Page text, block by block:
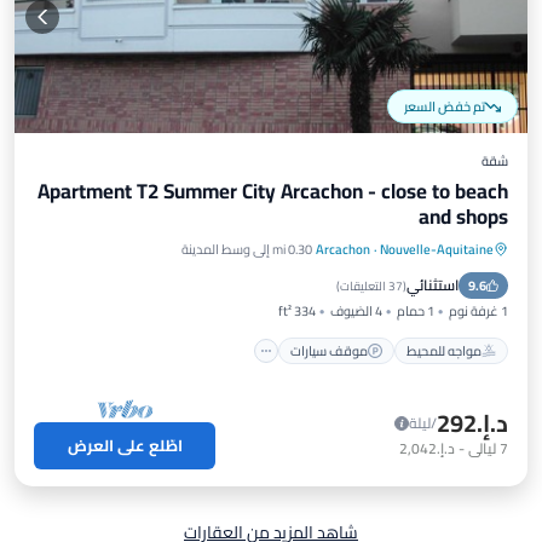
تم خفض السعر
شقة
Apartment T2 Summer City Arcachon - close to beach
and shops
Nouvelle-Aquitaine
·
Arcachon0.30 mi إلى وسط المدينة
9.6 استثنائي(37 التعليقات )
1 غرفة نوم 1 حمام 4 الضيوف
334 ft²
مواجه للمحيط
موقف سيارات
مواجه للمحيط
موقف سيارات
إطلالة على المحيط
د.إ.‏292
/ليلة
7ليالي- د.إ.‏2,042 اطّلع على العرض
شاهد المزيد من العقارات